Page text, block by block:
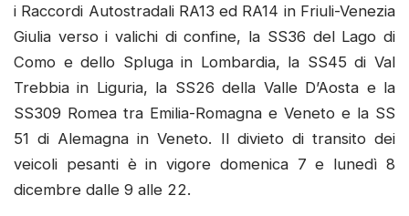
i Raccordi Autostradali RA13 ed RA14 in Friuli-Venezia
Giulia verso i valichi di confine, la SS36 del Lago di
Como e dello Spluga in Lombardia, la SS45 di Val
Trebbia in Liguria, la SS26 della Valle D’Aosta e la
SS309 Romea tra Emilia-Romagna e Veneto e la SS
51 di Alemagna in Veneto. Il divieto di transito dei
veicoli pesanti è in vigore domenica 7 e lunedì 8
dicembre dalle 9 alle 22.